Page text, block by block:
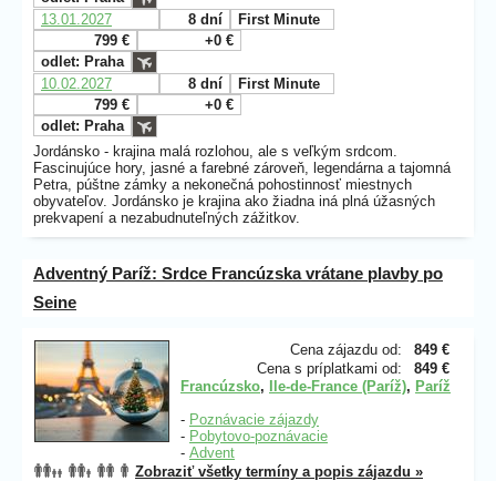
13.01.2027
8 dní
First Minute
799 €
+0 €
odlet: Praha
10.02.2027
8 dní
First Minute
799 €
+0 €
odlet: Praha
Jordánsko - krajina malá rozlohou, ale s veľkým srdcom.
Fascinujúce hory, jasné a farebné zároveň, legendárna a tajomná
Petra, púštne zámky a nekonečná pohostinnosť miestnych
obyvateľov. Jordánsko je krajina ako žiadna iná plná úžasných
prekvapení a nezabudnuteľných zážitkov.
Adventný Paríž: Srdce Francúzska vrátane plavby po
Seine
Cena zájazdu od:
849 €
Cena s príplatkami od:
849 €
Francúzsko, Ile-de-France (Paríž), Paríž
- Poznávacie zájazdy
- Pobytovo-poznávacie
- Advent
Zobraziť všetky termíny a popis zájazdu »